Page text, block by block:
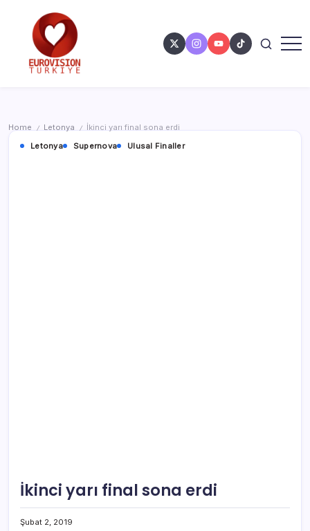
Home / Letonya /
İkinci yarı final sona erdi
Letonya
Supernova Ulusal Finaller
İkinci yarı final sona erdi
Şubat 2, 2019